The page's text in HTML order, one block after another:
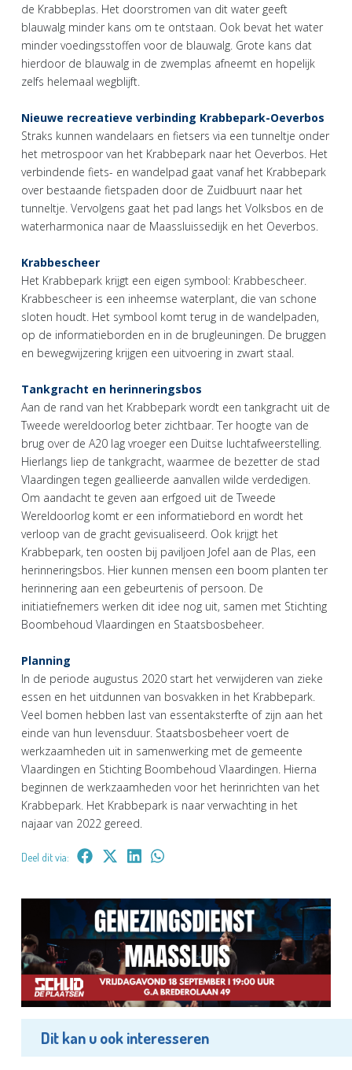
de Krabbeplas. Het doorstromen van dit water geeft
blauwalg minder kans om te ontstaan. Ook bevat het water
minder voedingsstoffen voor de blauwalg. Grote kans dat
hierdoor de blauwalg in de zwemplas afneemt en hopelijk
zelfs helemaal wegblijft.
Nieuwe recreatieve verbinding Krabbepark-Oeverbos
Straks kunnen wandelaars en fietsers via een tunneltje onder
het metrospoor van het Krabbepark naar het Oeverbos. Het
verbindende fiets- en wandelpad gaat vanaf het Krabbepark
over bestaande fietspaden door de Zuidbuurt naar het
tunneltje. Vervolgens gaat het pad langs het Volksbos en de
waterharmonica naar de Maassluissedijk en het Oeverbos.
Krabbescheer
Het Krabbepark krijgt een eigen symbool: Krabbescheer.
Krabbescheer is een inheemse waterplant, die van schone
sloten houdt. Het symbool komt terug in de wandelpaden,
op de informatieborden en in de brugleuningen. De bruggen
en bewegwijzering krijgen een uitvoering in zwart staal.
Tankgracht en herinneringsbos
Aan de rand van het Krabbepark wordt een tankgracht uit de
Tweede wereldoorlog beter zichtbaar. Ter hoogte van de
brug over de A20 lag vroeger een Duitse luchtafweerstelling.
Hierlangs liep de tankgracht, waarmee de bezetter de stad
Vlaardingen tegen geallieerde aanvallen wilde verdedigen.
Om aandacht te geven aan erfgoed uit de Tweede
Wereldoorlog komt er een informatiebord en wordt het
verloop van de gracht gevisualiseerd. Ook krijgt het
Krabbepark, ten oosten bij paviljoen Jofel aan de Plas, een
herinneringsbos. Hier kunnen mensen een boom planten ter
herinnering aan een gebeurtenis of persoon. De
initiatiefnemers werken dit idee nog uit, samen met Stichting
Boombehoud Vlaardingen en Staatsbosbeheer.
Planning
In de periode augustus 2020 start het verwijderen van zieke
essen en het uitdunnen van bosvakken in het Krabbepark.
Veel bomen hebben last van essentaksterfte of zijn aan het
einde van hun levensduur. Staatsbosbeheer voert de
werkzaamheden uit in samenwerking met de gemeente
Vlaardingen en Stichting Boombehoud Vlaardingen. Hierna
beginnen de werkzaamheden voor het herinrichten van het
Krabbepark. Het Krabbepark is naar verwachting in het
najaar van 2022 gereed.
Deel dit via:
Dit kan u ook interesseren